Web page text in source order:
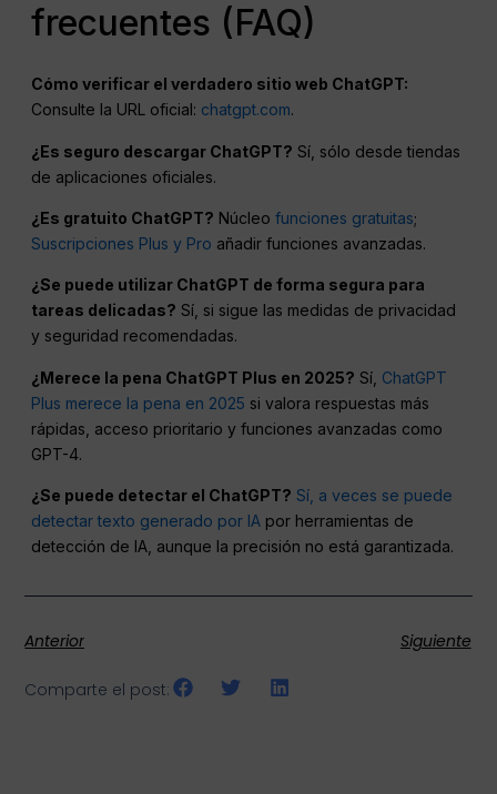
frecuentes (FAQ)
Cómo verificar el verdadero sitio web ChatGPT:
Consulte la URL oficial: chatgpt.com.
¿Es seguro descargar ChatGPT? Sí, sólo desde tiendas
de aplicaciones oficiales.
¿Es gratuito ChatGPT? Núcleofunciones gratuitas;
Suscripciones Plus y Pro añadir funciones avanzadas.
¿Se puede utilizar ChatGPT de forma segura para
tareas delicadas? Sí, si sigue las medidas de privacidad
y seguridad recomendadas.
¿Merece la pena ChatGPT Plus en 2025? Sí, ChatGPT
Plus merece la pena en 2025 si valora respuestas más
rápidas, acceso prioritario y funciones avanzadas como
GPT-4.
¿Se puede detectar el ChatGPT? Sí, a veces se puede
detectar texto generado por IA por herramientas de
detección de IA, aunque la precisión no está garantizada.
Anterior Siguiente
Comparte el post: